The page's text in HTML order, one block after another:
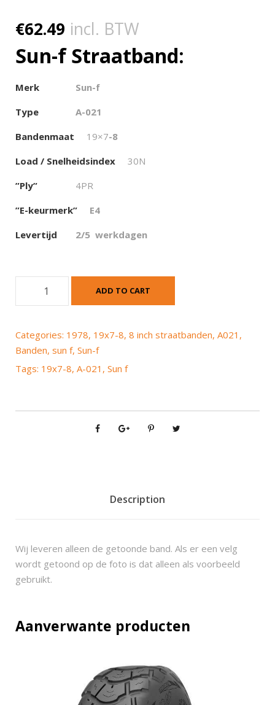
€62.49 incl. BTW
Sun-f Straatband:
Merk
Sun-f
Type
A-021
Bandenmaat
19×7-8
Load / Snelheidsindex
30N
”Ply”
4PR
”E-keurmerk”
E4
Levertijd
2/5 werkdagen
2
n
ADD TO CART
Categories: 1978, 19x7-8, 8 inch straatbanden, A021 ,
Banden, sun f, Sun-f
Tags: 19x7-8, A-021 , Sun f
Description
Wij leveren alleen de getoonde band. Als er een velg
wordt getoond op de foto is dat alleen als voorbeeld
gebruikt.
Aanverwante producten